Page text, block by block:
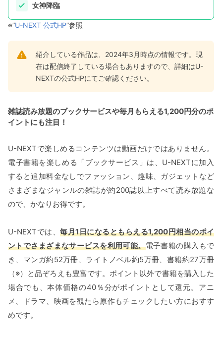
女神降臨
※”U-NEXT 公式HP”参照
紹介している作品は、2024年3月時点の情報です。現
在は配信終了している場合もありますので、詳細はU-
NEXTの公式HPにてご確認ください。
雑誌読み放題のブックサービスや毎月もらえる1,200円分のポ
イントにも注目！
U-NEXTで楽しめるコンテンツは動画だけではありません。
電子書籍を楽しめる「ブックサービス」は、U-NEXTに加入
すると追加料金なしでファッション、趣味、ガジェットなど
さまざまなジャンルの雑誌が約200誌以上すべて読み放題な
ので、かなりお得です。
U-NEXTでは、 毎月1日になるともらえる1,200円相当のポイ
ントでさまざまなサービスを利用可能。電子書籍の購入もで
き、マンガ約52万冊、ライトノベル約5万冊、書籍約27万冊
（※）と品ぞろえも豊富です。ポイント以外で書籍を購入した
場合でも、本体価格の40％分がポイントとして還元。アニ
メ、ドラマ、映画を観たら原作もチェックしたい方におすす
めです。